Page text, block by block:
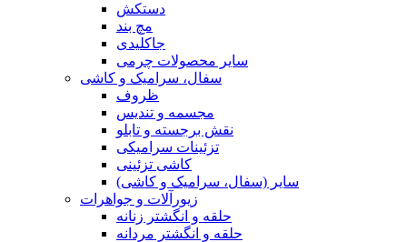
دستکش
مچ بند
جاکلیدی
سایر محصولات چرمی
سفال، سرامیک و کاشی
ظروف
مجسمه و تندیس
نقش برجسته و تابلو
تزئینات سرامیکی
کاشی تزئینی
سایر (سفال، سرامیک و کاشی)
زیورآلات و جواهرات
حلقه و انگشتر زنانه
حلقه و انگشتر مردانه